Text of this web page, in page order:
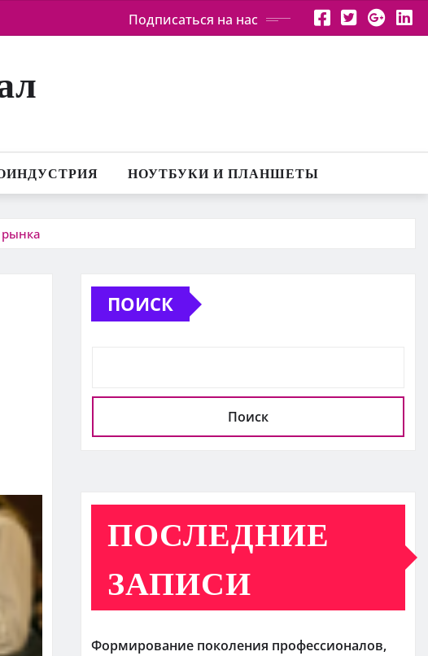
Подписаться на нас
НОУТБУКИ И ПЛАНШЕТЫ
ПОИСК
Поиск
ПОСЛЕДНИЕ
ЗАПИСИ
Формирование поколения профессионалов,